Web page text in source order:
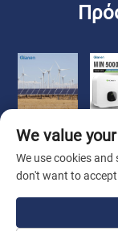
Πνευματικά
We value
We use cookies
don't want to